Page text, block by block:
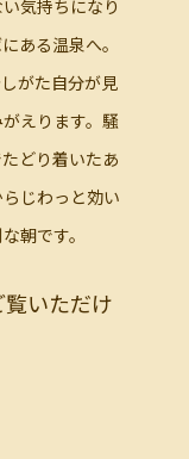
い気持ちになり
ある温泉へ。
がた自分が見
えります。騒
どり着いたあ
じわっと効い
朝です。
いただけ